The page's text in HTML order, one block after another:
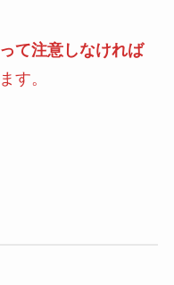
て注意しなければ
す。